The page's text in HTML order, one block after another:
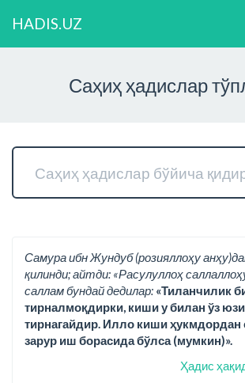
HADIS.UZ
Саҳиҳ ҳадислар
Самура ибн Жундуб (розияллоҳу
қилинди; айтди: «Расулуллоҳ
саллам бундай дедилар: «Тиланчилик
тирналмоқдирки, киши у билан ўз
тирнагайдир. Илло киши ҳукмдордан
зарур иш борасида бўлса (мумкин)».
Ҳадис